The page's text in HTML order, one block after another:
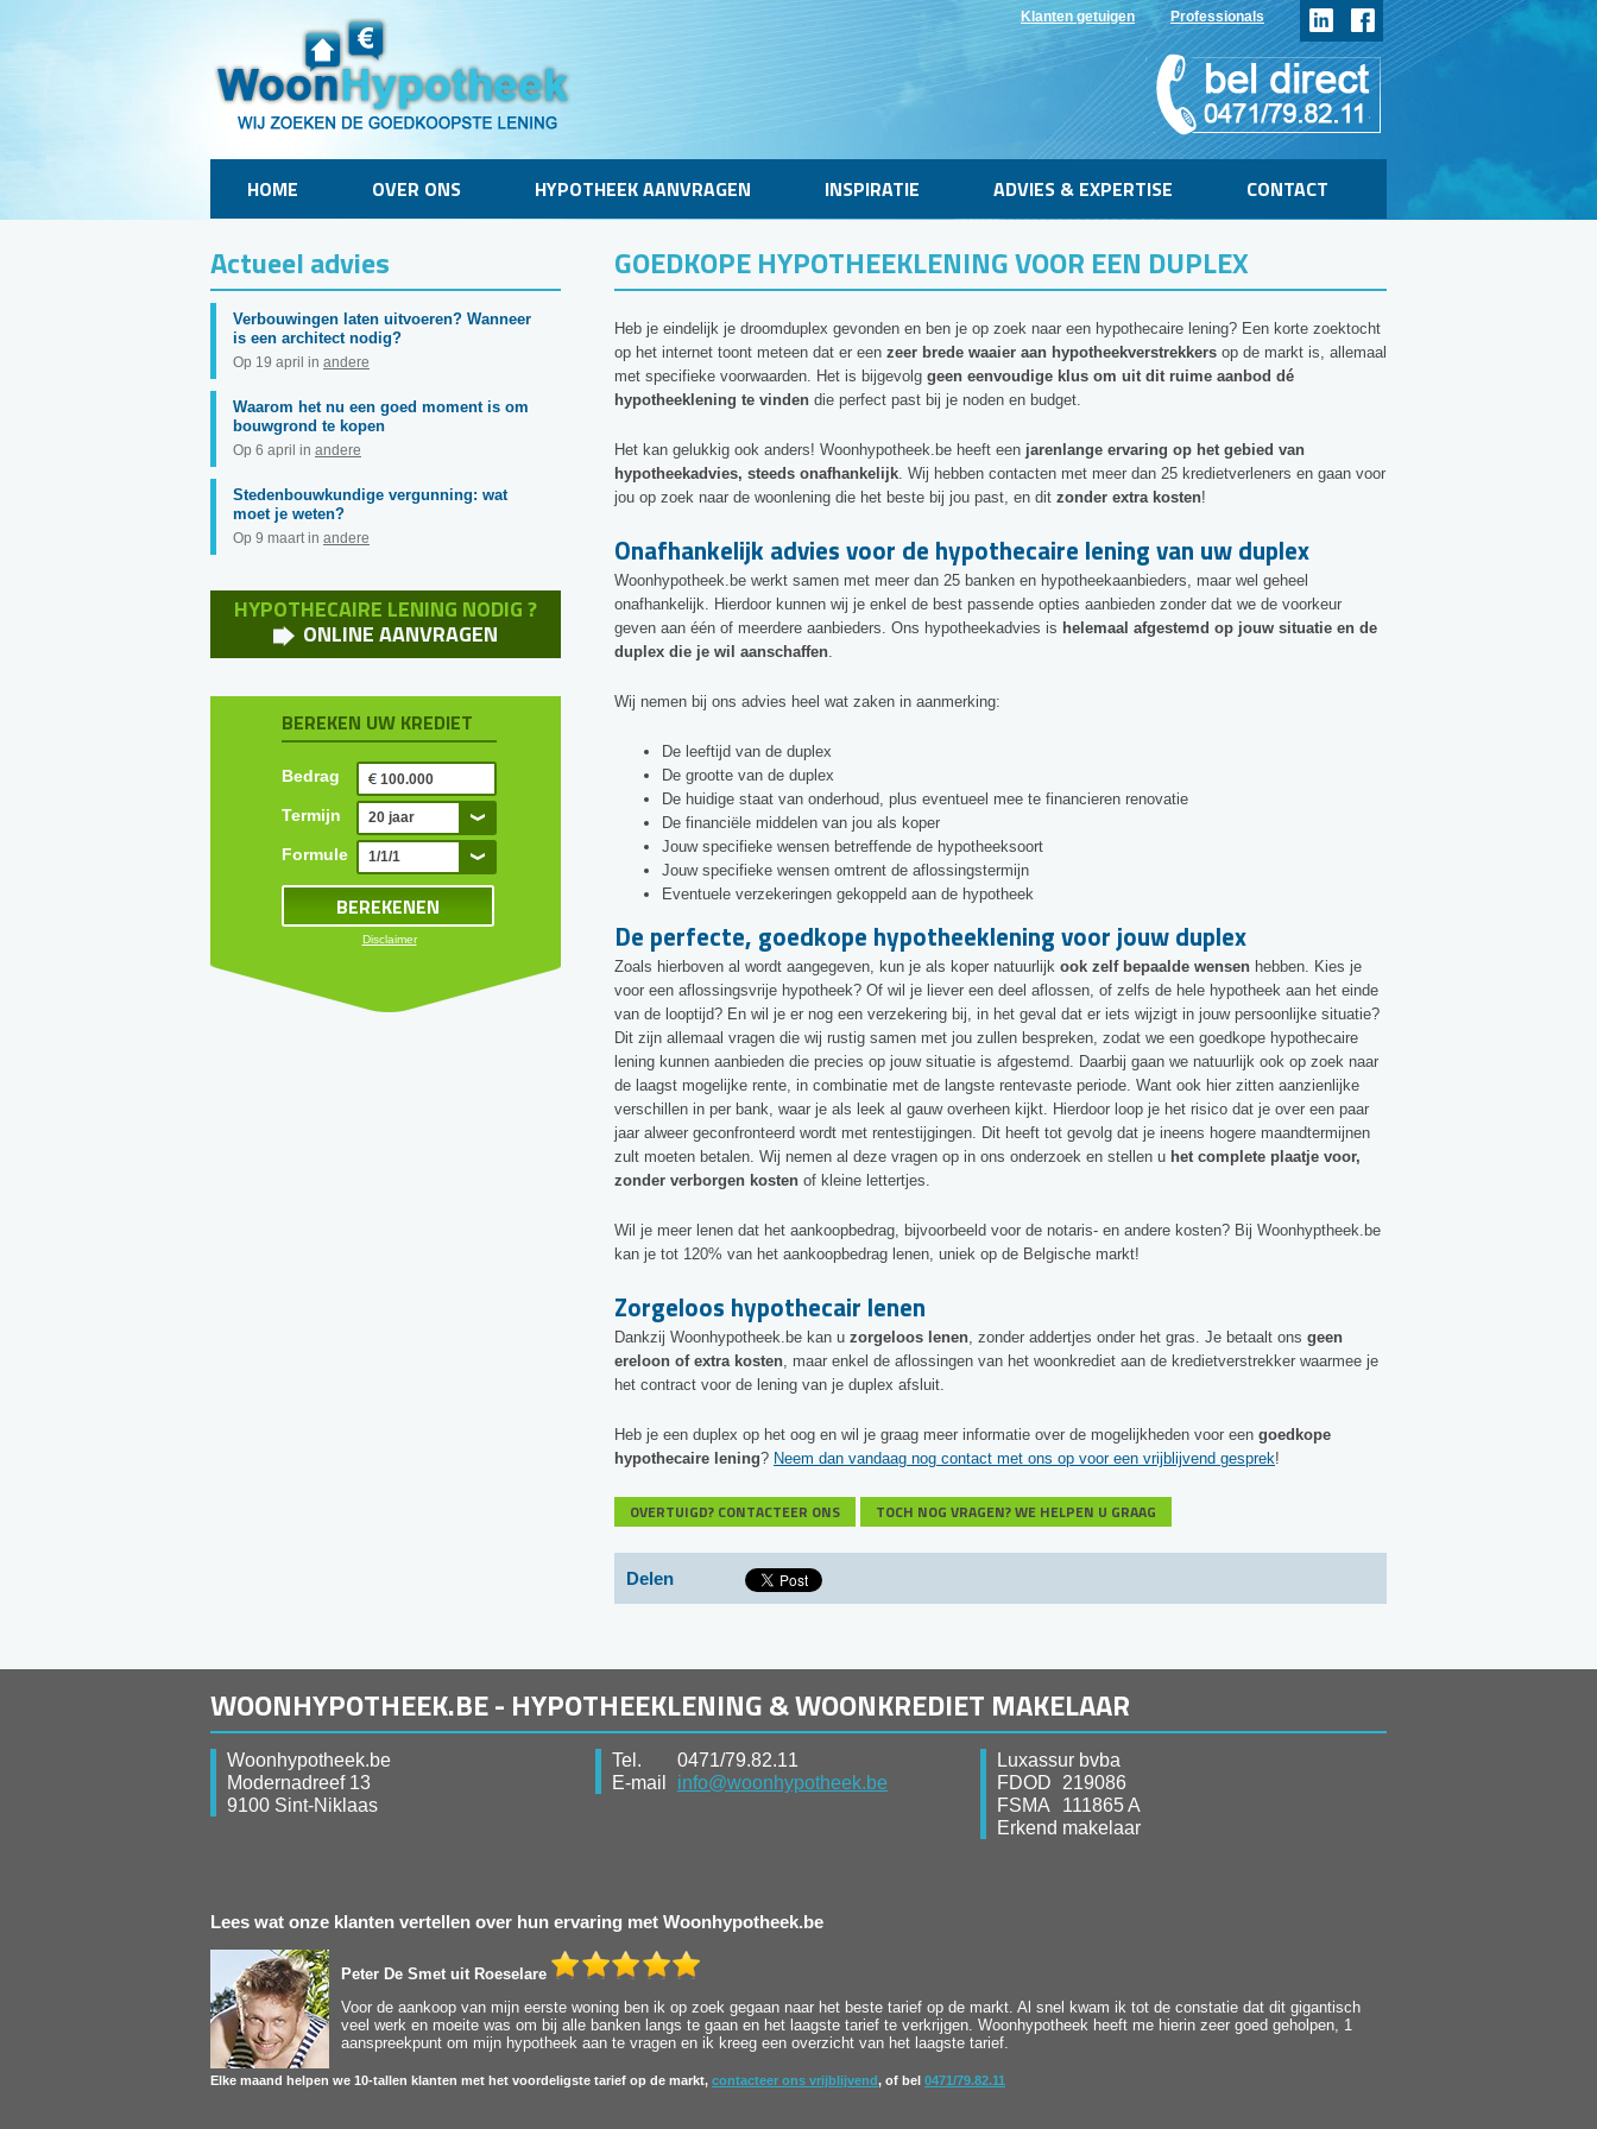
Klanten getuigen Professionals
HOME OVER ONS HYPOTHEEK AANVRAGEN INSPIRATIE ADVIES & EXPERTISE CONTACT
GOEDKOPE HYPOTHEEKLENING VOOR EEN DUPLEX
Heb je eindelijk je droomduplex gevonden en ben je op zoek naar een hypothecaire lening? Een korte zoektocht
op het internet toont meteen dat er een zeer brede waaier aan hypotheekverstrekkers op de markt is, allemaal
met specifieke voorwaarden. Het is bijgevolg geen eenvoudige klus om uit dit ruime aanbod dé
hypotheeklening te vinden die perfect past bij je noden en budget.
Het kan gelukkig ook anders! Woonhypotheek.be heeft een jarenlange ervaring op het gebied van
hypotheekadvies, steeds onafhankelijk. Wij hebben contacten met meer dan 25 kredietverleners en gaan voor
jou op zoek naar de woonlening die het beste bij jou past, en dit zonder extra kosten!
Onafhankelijk advies voor de hypothecaire lening van uw duplex
Woonhypotheek.be werkt samen met meer dan 25 banken en hypotheekaanbieders, maar wel geheel
onafhankelijk. Hierdoor kunnen wij je enkel de best passende opties aanbieden zonder dat we de voorkeur
geven aan één of meerdere aanbieders. Ons hypotheekadvies is helemaal afgestemd op jouw situatie en de
duplex die je wil aanschaffen.
Wij nemen bij ons advies heel wat zaken in aanmerking:
De leeftijd van de duplex
De grootte van de duplex
De huidige staat van onderhoud, plus eventueel mee te financieren renovatie
De financiële middelen van jou als koper
Jouw specifieke wensen betreffende de hypotheeksoort
Jouw specifieke wensen omtrent de aflossingstermijn
Eventuele verzekeringen gekoppeld aan de hypotheek
De perfecte, goedkope hypotheeklening voor jouw duplex
Zoals hierboven al wordt aangegeven, kun je als koper natuurlijk ook zelf bepaalde wensen hebben. Kies je
voor een aflossingsvrije hypotheek? Of wil je liever een deel aflossen, of zelfs de hele hypotheek aan het einde
van de looptijd? En wil je er nog een verzekering bij, in het geval dat er iets wijzigt in jouw persoonlijke situatie?
Dit zijn allemaal vragen die wij rustig samen met jou zullen bespreken, zodat we een goedkope hypothecaire
lening kunnen aanbieden die precies op jouw situatie is afgestemd. Daarbij gaan we natuurlijk ook op zoek naar
de laagst mogelijke rente, in combinatie met de langste rentevaste periode. Want ook hier zitten aanzienlijke
verschillen in per bank, waar je als leek al gauw overheen kijkt. Hierdoor loop je het risico dat je over een paar
jaar alweer geconfronteerd wordt met rentestijgingen. Dit heeft tot gevolg dat je ineens hogere maandtermijnen
zult moeten betalen. Wij nemen al deze vragen op in ons onderzoek en stellen u het complete plaatje voor,
zonder verborgen kosten of kleine lettertjes.
Wil je meer lenen dat het aankoopbedrag, bijvoorbeeld voor de notaris- en andere kosten? Bij Woonhyptheek.be
kan je tot 120% van het aankoopbedrag lenen, uniek op de Belgische markt!
Zorgeloos hypothecair lenen
Dankzij Woonhypotheek.be kan u zorgeloos lenen, zonder addertjes onder het gras. Je betaalt ons geen
ereloon of extra kosten, maar enkel de aflossingen van het woonkrediet aan de kredietverstrekker waarmee je
het contract voor de lening van je duplex afsluit.
Heb je een duplex op het oog en wil je graag meer informatie over de mogelijkheden voor een goedkope
hypothecaire lening? Neem dan vandaag nog contact met ons op voor een vrijblijvend gesprek!
OVERTUIGD? CONTACTEER ONS TOCH NOG VRAGEN? WE HELPEN U GRAAG
Delen
Actueel advies
Verbouwingen laten uitvoeren? Wanneer
is een architect nodig?
Op 19 april in andere
Waarom het nu een goed moment is om
bouwgrond te kopen
Op 6 april in andere
Stedenbouwkundige vergunning: wat
moet je weten?
Op 9 maart in andere
HYPOTHECAIRE LENING NODIG ?
ONLINE AANVRAGEN
BEREKEN UW KREDIET
Bedrag
Termijn 20 jaar
Formule 1/1/1
Disclaimer
WOONHYPOTHEEK.BE - HYPOTHEEKLENING & WOONKREDIET MAKELAAR
Woonhypotheek.be
Modernadreef 13
9100 Sint-Niklaas
Tel.
0471/79.82.11
E-mail
info@woonhypotheek.be
Luxassur bvba
FDOD
219086
FSMA
111865 A
Erkend makelaar
Lees wat onze klanten vertellen over hun ervaring met Woonhypotheek.be
Peter De Smet uit Roeselare
Voor de aankoop van mijn eerste woning ben ik op zoek gegaan naar het beste tarief op de markt. Al snel kwam ik tot de constatie dat dit gigantisch
veel werk en moeite was om bij alle banken langs te gaan en het laagste tarief te verkrijgen. Woonhypotheek heeft me hierin zeer goed geholpen, 1
aanspreekpunt om mijn hypotheek aan te vragen en ik kreeg een overzicht van het laagste tarief.
Elke maand helpen we 10-tallen klanten met het voordeligste tarief op de markt, contacteer ons vrijblijvend, of bel 0471/79.82.11